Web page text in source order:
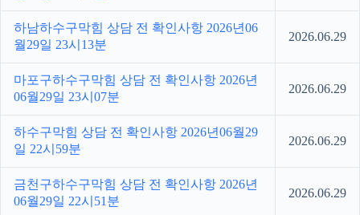
하남하수구막힘 상담 전 확인사항 2026년06
월29일 23시13분
2026.06.29
마포구하수구막힘 상담 전 확인사항 2026년
06월29일 23시07분
2026.06.29
하수구막힘 상담 전 확인사항 2026년06월29
일 22시59분
2026.06.29
금천구하수구막힘 상담 전 확인사항 2026년
06월29일 22시51분
2026.06.29